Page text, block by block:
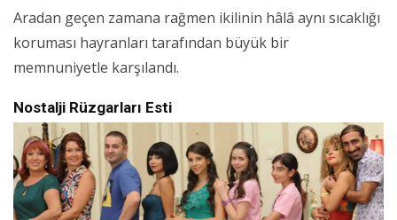
Aradan geçen zamana rağmen ikilinin hâlâ aynı sıcaklığı
koruması hayranları tarafından büyük bir
memnuniyetle karşılandı.
Nostalji Rüzgarları Esti